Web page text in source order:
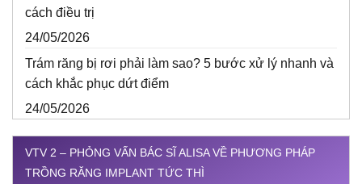
cách điều trị
24/05/2026
Trám răng bị rơi phải làm sao? 5 bước xử lý nhanh và
cách khắc phục dứt điểm
24/05/2026
VTV 2 – PHỎNG VẤN BÁC SĨ ALISA VỀ PHƯƠNG PHÁP
TRỒNG RĂNG IMPLANT TỨC THÌ